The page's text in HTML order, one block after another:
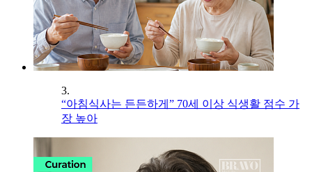
3.
“아침식사는 든든하게” 70세 이상 식생활 점수 가
장 높아